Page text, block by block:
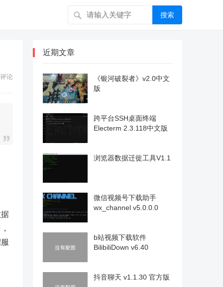
搜索
评论
近期文章
《银河破裂者》v2.0中文
版
跨平台SSH桌面终端
Electerm 2.3.118中文版
浏览器数据迁徙工具V1.1
微信视频号下载助手
wx_channel v5.0.0.0
b站视频下载软件
BilibiliDown v6.40
抖音聊天 v1.1.30 官方版